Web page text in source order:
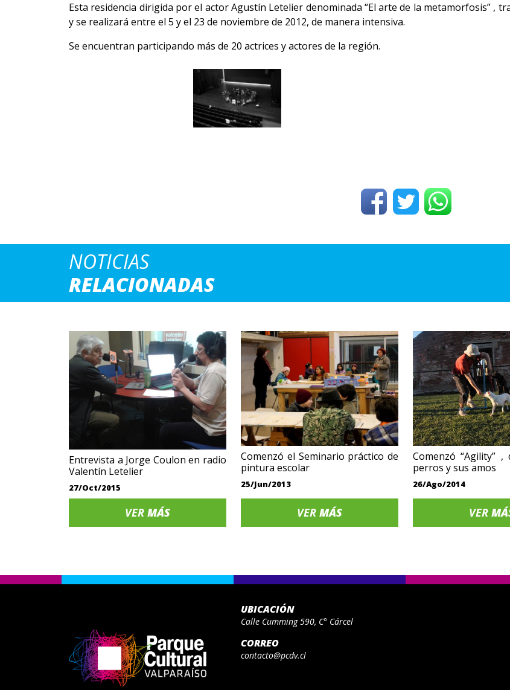
Esta residencia dirigida por el actor Agustín Letelier denominada “El arte de la metamorfosis” ,
y se realizará entre el 5 y el 23 de noviembre de 2012, de manera intensiva.
Se encuentran participando más de 20 actrices y actores de la región.
NOTICIAS
RELACIONADAS
Entrevista a Jorge Coulon en radio
Valentín Letelier
27/Oct/2015
VER MÁS
Comenzó el Seminario práctico de
pintura escolar
25/Jun/2013
VER MÁS
Comenzó “Agility”
perros y sus amos
26/Ago/2014
VER
UBICACIÓN
Calle Cumming 590, C° Cárcel
CORREO
contacto@pcdv.cl